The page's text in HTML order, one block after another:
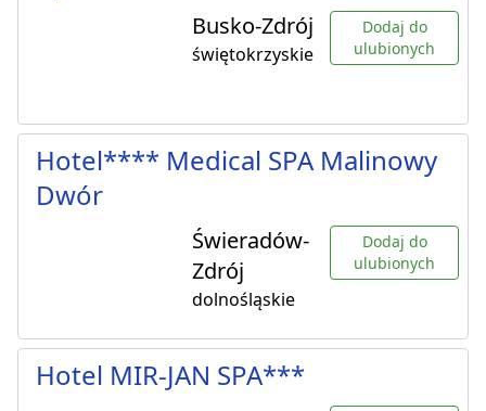
Busko-Zdrój
świętokrzyskie
Dodaj do
ulubionych
Hotel**** Medical SPA Malinowy
Dwór
Świeradów-
Zdrój
dolnośląskie
Dodaj do
ulubionych
Hotel MIR-JAN SPA***